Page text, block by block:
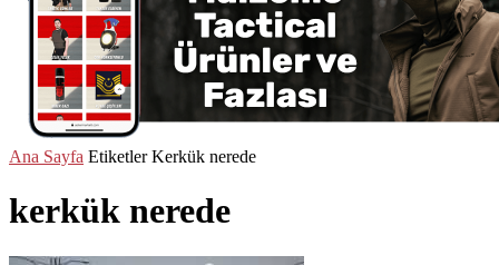
Ana Sayfa Etiketler Kerkük nerede
kerkük nerede